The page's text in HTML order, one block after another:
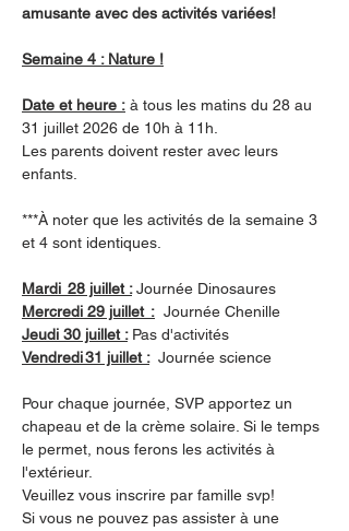
amusante avec des activités variées!
Semaine 4 : Nature !
Date et heure : à tous les matins du 28 au
31 juillet 2026 de 10h à 11h.
Les parents doivent rester avec leurs
enfants.
***À noter que les activités de la semaine 3
et 4 sont identiques.
Mardi  28 juillet : Journée Dinosaures
Mercredi 29 juillet  : Journée Chenille
Jeudi 30 juillet : Pas d'activités
Vendredi 31 juillet : Journée science
Pour chaque journée, SVP apportez un
chapeau et de la crème solaire. Si le temps
le permet, nous ferons les activités à
l'extérieur.
Veuillez vous inscrire par famille svp!
Si vous ne pouvez pas assister à une